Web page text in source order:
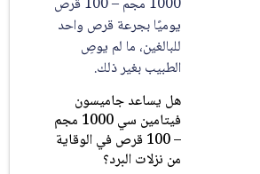
يوميًا بجرعة قرص واحد
للبالغين، ما لم يوصِ
الطبيب بغير ذلك.
هل يساعد جاميسون
فيتامين سي 1000 مجم
– 100 قرص في الوقاية
من نزلات البرد؟